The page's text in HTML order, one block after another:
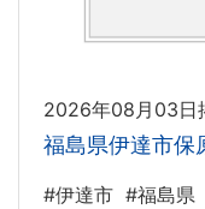
2026年08月03日
福島県伊達市
#伊達市 #福島県